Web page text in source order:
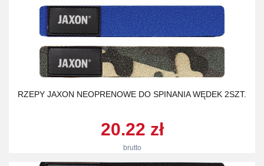
RZEPY JAXON NEOPRENOWE DO SPINANIA WĘDEK 2SZT.
20.22 zł
brutto